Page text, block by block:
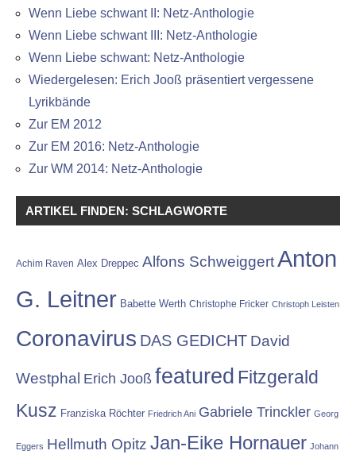
Wenn Liebe schwant II: Netz-Anthologie
Wenn Liebe schwant III: Netz-Anthologie
Wenn Liebe schwant: Netz-Anthologie
Wiedergelesen: Erich Jooß präsentiert vergessene
Lyrikbände
Zur EM 2012
Zur EM 2016: Netz-Anthologie
Zur WM 2014: Netz-Anthologie
ARTIKEL FINDEN: SCHLAGWORTE
Achim Raven Alex Dreppec Alfons SchweiggertAnton
G. Leitner Babette Werth Christophe Fricker Christoph Leisten
Coronavirus DAS GEDICHT David
Westphal Erich Jooß featured Fitzgerald
Kusz Franziska Röchter Friedrich Ani Gabriele Trinckler Georg
Eggers Hellmuth Opitz Jan-Eike Hornauer Johann